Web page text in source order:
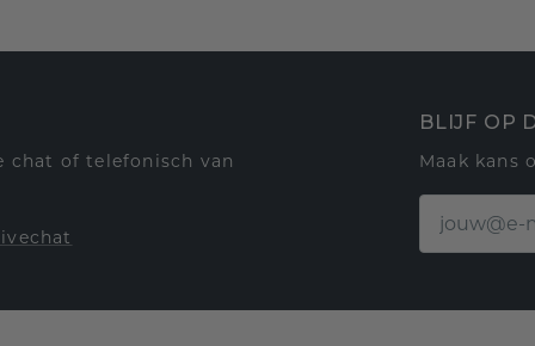
chat of telefonisch van
BLIJF OP
Maak kans